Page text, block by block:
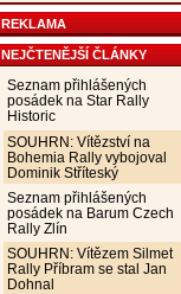
REKLAMA
NEJČTENĚJŠÍ ČLÁNKY
Seznam přihlášených
posádek na Star Rally
Historic
SOUHRN: Vítězství na
Bohemia Rally vybojoval
Dominik Stříteský
Seznam přihlášených
posádek na Barum Czech
Rally Zlín
SOUHRN: Vítězem Silmet
Rally Příbram se stal Jan
Dohnal